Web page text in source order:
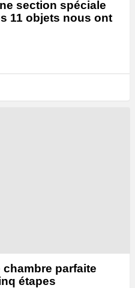
section spéciale
11 objets nous ont
parfaite
étapes